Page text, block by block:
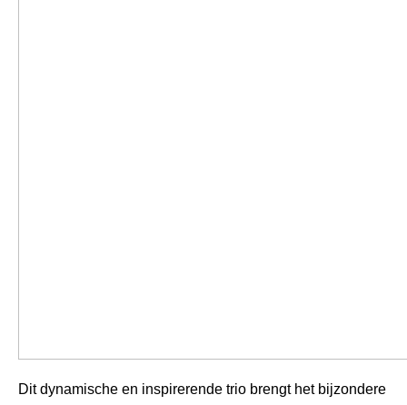
Dit dynamische en inspirerende trio brengt het bijzondere